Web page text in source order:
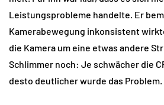
Leistungsprobleme handelte. Er
Kamerabewegung inkonsistent
die Kamera um eine etwas andere
Schlimmer noch: Je schwächer die
desto deutlicher wurde das Problem.